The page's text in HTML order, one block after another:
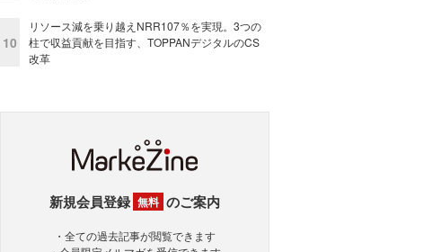
10
リソース減を乗り越えNRR107％を実現。3つの
柱で収益貢献を目指す、TOPPANデジタルのCS
改革
新規会員登録 無料 のご案内
・全ての過去記事が閲覧できます